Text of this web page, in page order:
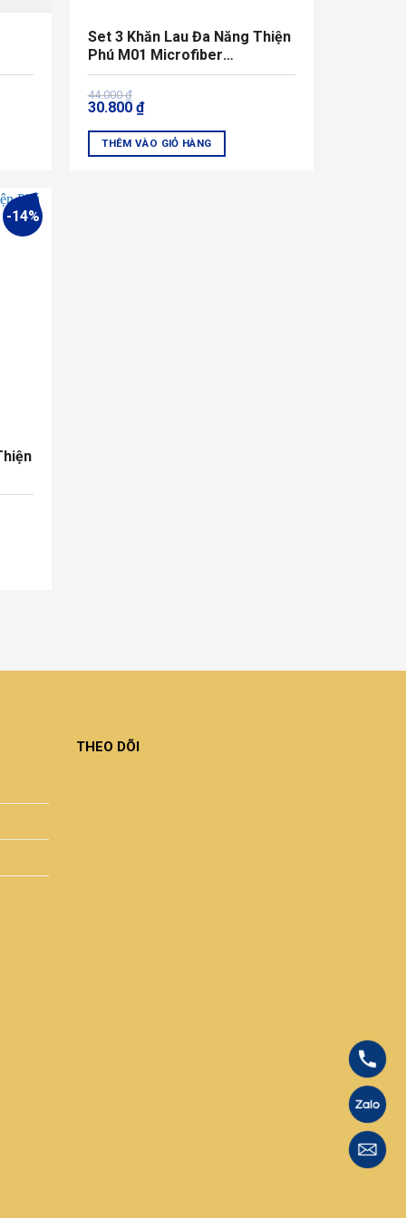
Set 3 Khăn Lau Đa Năng Thiện
Phú M01 Microfiber
30x30X22g
44.000₫
Giá
gốc
44.000 ₫.
30.800 ₫
Giá
hiện
30.800 ₫.
THÊM VÀO GIỎ HÀNG
-14%
THEO DÕI